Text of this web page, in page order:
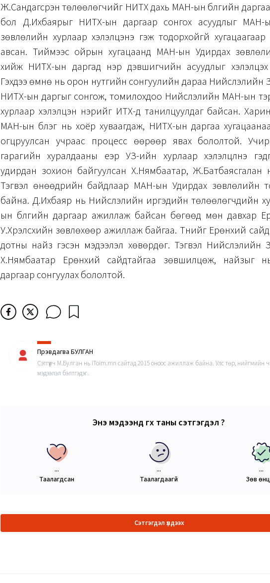
Ж.Сандагсүрэн төлөөлөгчийг НИТХ дахь МАН-ын бүлгийн
бол Д.Ихбаярыг НИТХ-ын даргаар сонгох асуудлыг МАН-
зөвлөлийн хурлаар хэлэлцэнэ гэж тодорхойгүй хугацаагаар
авсан. Тиймээс ойрын хугацаанд МАН-ын Удирдах
хийж НИТХ-ын даргад нэр дэвшигчийн асуудлыг
Гэхдээ өмнө нь орон нутгийн сонгуулийн дараа Нийслэлийн
НИТХ-ын даргыг сонгож, томилохдоо Нийслэлийн МАН-ын
хурлаар хэлэлцэн нэрийг ИТХ-д танилцуулдаг байсан.
МАН-ын бүлэг нь хоёр хуваагдаж, НИТХ-ын даргаа
огцруулсан учраас процесс өөрөөр явах бололтой.
гарагийн хуралдааны үеэр УЗ-ийн хурлаар хэлэлцүүлнэ
удирдан зохион байгуулсан Х.Нямбаатар, Ж.Батбаясгалан
Тэгвэл өнөөдрийн байдлаар МАН-ын Удирдах зөвлөлийн
байна. Д.Ихбаяр нь Нийслэлийн иргэдийн төлөөлөгчдийн
ын бүлгийн даргаар ажиллаж байсан бөгөөд мөн давхар
У.Хүрэлсүхийн зөвлөхөөр ажиллаж байгаа. Түүнийг Ерөнхий
дотны найз гэсэн мэдээлэл хөвөрдөг. Тэгвэл Нийслэлийн
Х.Нямбаатар Ерөнхий сайдтайгаа зөвшилцөж, найзыг
даргаар сонгуулах бололтой.
Пүрэвдагва БУЛГАН
Сэтгүүлч М.Булган нь iToim.mn сайтад 2015 оноос ажиллаж байна. Улс төр, нийгмийн
мэдээлэл бэлтгэдэг.
Энэ мэдээнд өгөх таны сэтгэгдэл ?
...
Таалагдсан
...
Таалагдаагүй
...
Зөв
Сэтгэгдэл үлдээх